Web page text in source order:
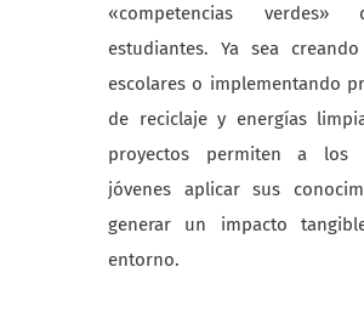
«competencias
estudiantes. Ya sea
escolares o implementando
de reciclaje y energías
proyectos permiten a los
jóvenes aplicar sus
generar un impacto
entorno.